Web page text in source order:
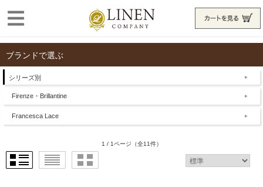
ブランドで選ぶ
シリーズ別
Firenze・Brillantine
Francesca Lace
1 / 1ページ （全11件）